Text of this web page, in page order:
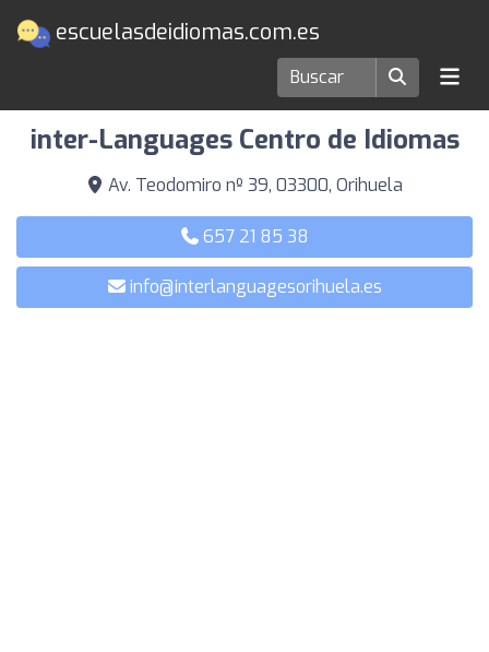
escuelasdeidiomas.com.es
Escuelas de idiomas en Orihuela
inter-Languages Centro de Idiomas
Av. Teodomiro nº 39, 03300, Orihuela
657 21 85 38
info@interlanguagesorihuela.es